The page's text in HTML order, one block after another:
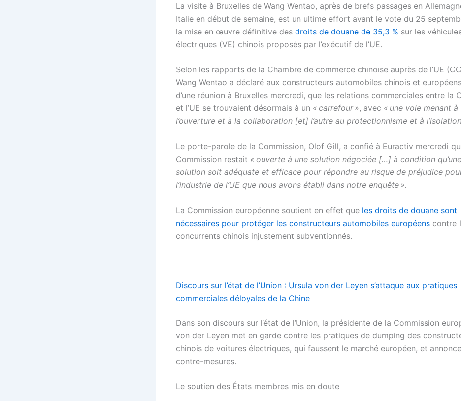
La visite à Bruxelles de Wang Wentao, après de brefs passages en
Italie en début de semaine, est un ultime effort avant le vote du 25
la mise en œuvre définitive des droits de douane de 35,3 % sur les
électriques (VE) chinois proposés par l’exécutif de l’UE.
Selon les rapports de la Chambre de commerce chinoise auprès de l’UE
Wang Wentao a déclaré aux constructeurs automobiles chinois et
d’une réunion à Bruxelles mercredi, que les relations commerciales entre la
et l’UE se trouvaient désormais à un « carrefour », avec « une voie menant à
l’ouverture et à la collaboration [et] l’autre au protectionnisme et à
Le porte-parole de la Commission, Olof Gill, a confié à Euractiv mercredi
Commission restait « ouverte à une solution négociée […] à condition
solution soit adéquate et efficace pour répondre au risque de préjudice
l’industrie de l’UE que nous avons établi dans notre enquête ».
La Commission européenne soutient en effet que les droits de douane sont
nécessaires pour protéger les constructeurs automobiles européens contre
concurrents chinois injustement subventionnés.
Discours sur l’état de l’Union : Ursula von der Leyen s’attaque aux pratiques
commerciales déloyales de la Chine
Dans son discours sur l’état de l’Union, la présidente de la Commission
von der Leyen met en garde contre les pratiques de dumping des
chinois de voitures électriques, qui faussent le marché européen, et
contre-mesures.
Le soutien des États membres mis en doute